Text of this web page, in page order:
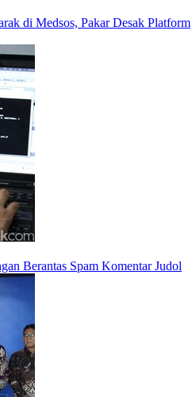
di Medsos, Pakar Desak Platform
Berantas Spam Komentar Judol